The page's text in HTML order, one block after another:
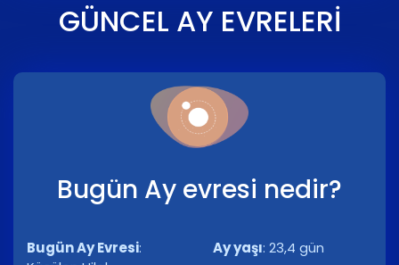
GÜNCEL AY EVRELERI
Bugün Ay evresi nedir?
Bugün Ay Evresi:
Ay yaşı: 23,4 gün